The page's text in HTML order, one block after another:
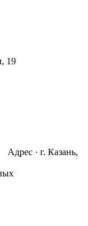
19
Адрес · г. Казань,